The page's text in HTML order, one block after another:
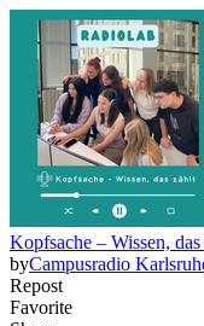
Kopfsache – Wissen,
byCampusradio
Repost
Favorite